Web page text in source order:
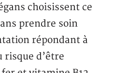
choisissent ce
prendre soin
répondant à
risque d’être